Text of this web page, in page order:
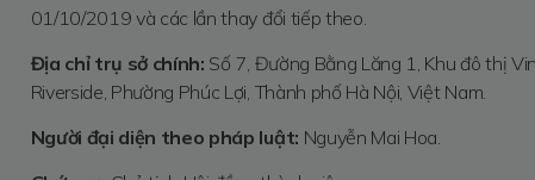
01/10/2019 và các lần thay đổi tiếp theo.
Địa chỉ trụ sở chính: Số 7, Đường Bằng Lăng 1, Khu đô thị
Riverside, Phường Phúc Lợi, Thành phố Hà Nội, Việt Nam.
Người đại diện theo pháp luật: Nguyễn Mai Hoa.